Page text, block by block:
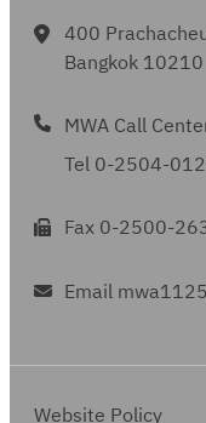
400
Bangkok 10210
MWA Call
Tel 0-2504-
Fax 0-2500-
Email
Website Policy